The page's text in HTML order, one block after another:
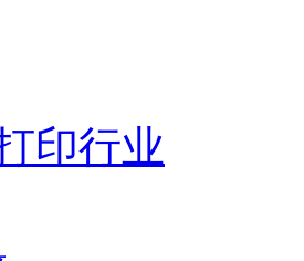
印行业